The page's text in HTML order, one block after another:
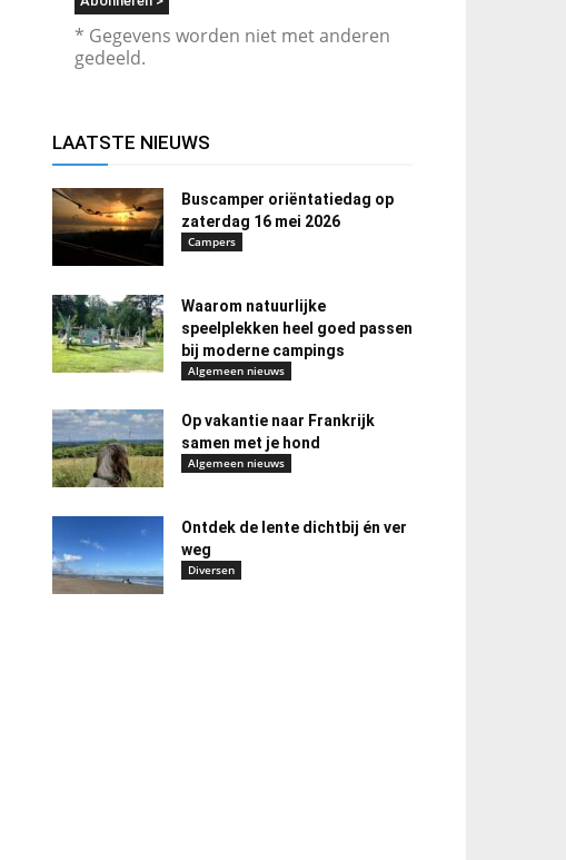
* Gegevens worden niet met anderen
gedeeld.
LAATSTE NIEUWS
Buscamper oriëntatiedag op
zaterdag 16 mei 2026
Campers
Waarom natuurlijke
speelplekken heel goed passen
bij moderne campings
Algemeen nieuws
Op vakantie naar Frankrijk
samen met je hond
Algemeen nieuws
Ontdek de lente dichtbij én ver
weg
Diversen